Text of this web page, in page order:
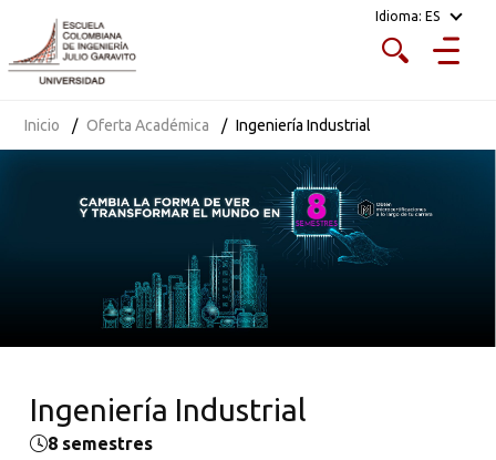
Idioma: ES
Inicio Oferta Académica Ingeniería Industrial
Ingeniería Industrial
8 semestres